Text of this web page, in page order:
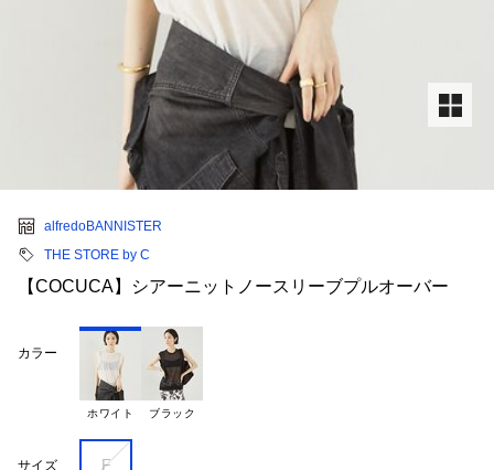
alfredoBANNISTER
THE STORE by C
【COCUCA】シアーニットノースリーブプルオーバー
カラー
ホワイト ブラック
サイズ F